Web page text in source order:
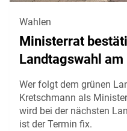
Wahlen
Ministerrat
Landtagswahl am
Wer folgt dem grünen
Kretschmann als
wird bei der nächsten
ist der Termin fix.